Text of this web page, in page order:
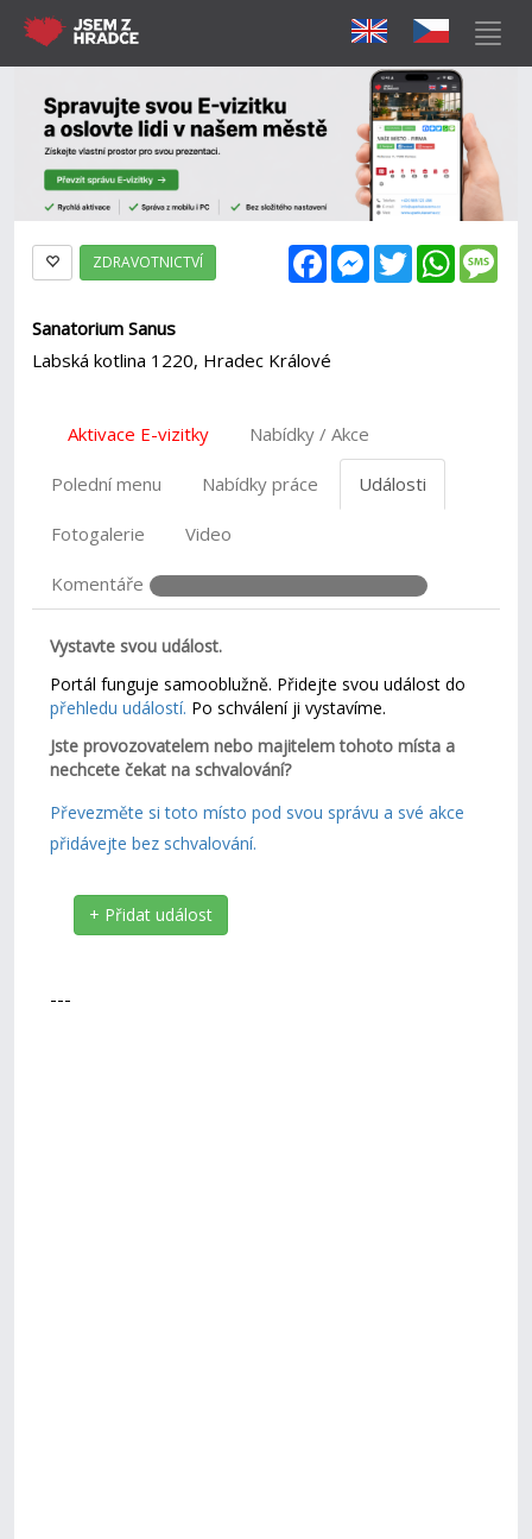
FacebookMessenger
Twitter
ZDRAVOTNICTVÍ
Sanatorium Sanus
Labská kotlina 1220, Hradec Králové
Aktivace E-vizitky Nabídky / Akce
Polední menu Nabídky práce Události
Fotogalerie Video
Komentáře
Vystavte svou událost.
Portál funguje samooblužně. Přidejte svou událost do
přehledu událostí. Po schválení ji vystavíme.
Jste provozovatelem nebo majitelem tohoto místa a
nechcete čekat na schvalování?
Převezměte si toto místo pod svou správu a své akce
přidávejte bez schvalování.
+ Přidat událost
---